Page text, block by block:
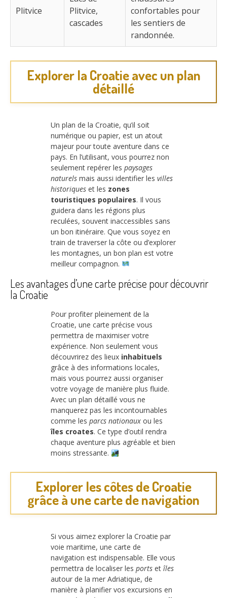
Plitvice
Plitvice,
cascades
confortables pour
les sentiers de
randonnée.
Explorer la Croatie avec un plan
détaillé
Un plan de la Croatie, qu’il soit
numérique ou papier, est un atout
majeur pour toute aventure dans ce
pays. En l’utilisant, vous pourrez non
seulement repérer les paysages
naturels mais aussi identifier les villes
historiques et les zones
touristiques populaires. Il vous
guidera dans les régions plus
reculées, souvent inaccessibles sans
un bon itinéraire. Que vous soyez en
train de traverser la côte ou d’explorer
les montagnes, un bon plan est votre
meilleur compagnon.
Les avantages d’une carte précise pour découvrir
la Croatie
Pour profiter pleinement de la
Croatie, une carte précise vous
permettra de maximiser votre
expérience. Non seulement vous
découvrirez des lieux inhabituels
grâce à des informations locales,
mais vous pourrez aussi organiser
votre voyage de manière plus fluide.
Avec un plan détaillé vous ne
manquerez pas les incontournables
comme les parcs nationaux ou les
îles croates. Ce type d’outil rendra
chaque aventure plus agréable et bien
moins stressante.
Explorer les côtes de Croatie
grâce à une carte de navigation
Si vous aimez explorer la Croatie par
voie maritime, une carte de
navigation est indispensable. Elle vous
permettra de localiser les ports et îles
autour de la mer Adriatique, de
manière à planifier vos excursions en